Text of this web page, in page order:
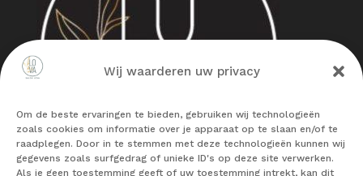
Wij waarderen uw privacy
Om de beste ervaringen te bieden, gebruiken wij technologieën
zoals cookies om informatie over je apparaat op te slaan en/of te
raadplegen. Door in te stemmen met deze technologieën kunnen wij
gegevens zoals surfgedrag of unieke ID's op deze site verwerken.
Als je geen toestemming geeft of uw toestemming intrekt, kan dit